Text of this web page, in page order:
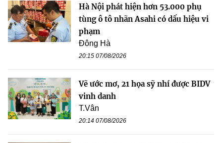
Hà Nội phát hiện hơn 53.000 phụ
tùng ô tô nhãn Asahi có dấu hiệu vi
phạm
Đông Hà
20:15 07/08/2026
Vẽ ước mơ, 21 họa sỹ nhí được BIDV
vinh danh
T.Vân
20:14 07/08/2026